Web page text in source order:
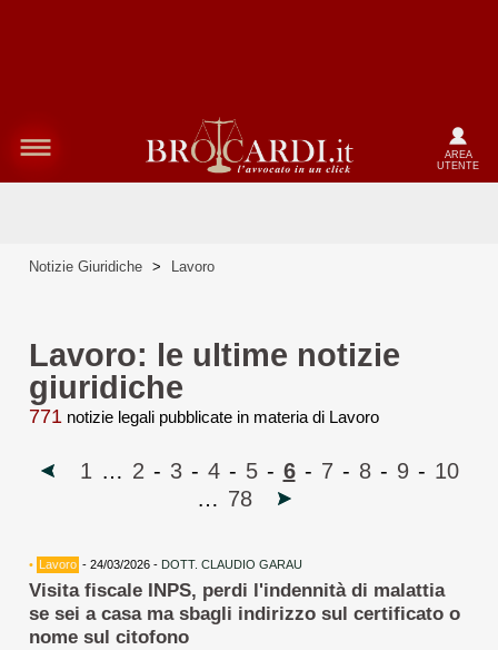
AREA
UTENTE
Notizie Giuridiche > Lavoro
Lavoro: le ultime notizie
giuridiche
771 notizie legali pubblicate in materia di Lavoro
1 … 2 - 3 - 4 - 5 - 6 - 7 - 8 - 9 - 10
… 78
• Lavoro - 24/03/2026 - DOTT. CLAUDIO GARAU
Visita fiscale INPS, perdi l'indennità di malattia
se sei a casa ma sbagli indirizzo sul certificato o
nome sul citofono